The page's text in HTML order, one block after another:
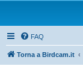
FAQ
Torna a Birdcam.it